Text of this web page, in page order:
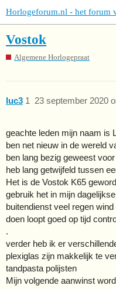
Horlogeforum.nl - het forum
Vostok
Algemene Horlogepraat
luc3 23 september 2020
1
geachte leden mijn naam is
ben net nieuw in de wereld
ben lang bezig geweest
heb lang getwijfeld tussen
Het is de Vostok K65
gebruik het in mijn
buitendienst veel regen
doen loopt goed op tijd
.
verder heb ik er
plexiglas zijn makkelijk te
tandpasta polijsten
Mijn volgende aanwinst